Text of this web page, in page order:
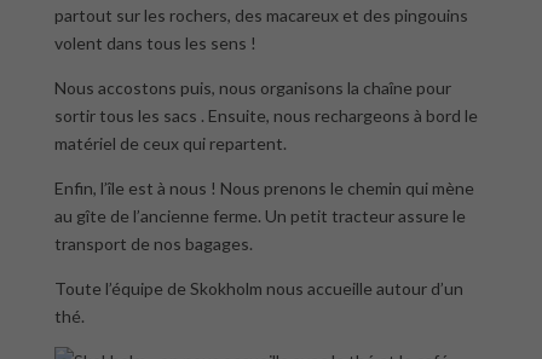
partout sur les rochers, des macareux et des pingouins
volent dans tous les sens !
Nous accostons puis, nous organisons la chaîne pour
sortir tous les sacs . Ensuite, nous rechargeons à bord le
matériel de ceux qui repartent.
Enfin, l’île est à nous ! Nous prenons le chemin qui mène
au gîte de l’ancienne ferme. Un petit tracteur assure le
transport de nos bagages.
Toute l’équipe de Skokholm nous accueille autour d’un
thé.